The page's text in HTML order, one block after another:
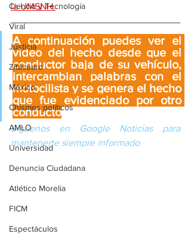
Ciencia y Tecnología
Viral
Justicia
Zitácuaro
México
Chismes políticos
AMLO
Universidad
Denuncia Ciudadana
Atlético Morelia
FICM
Espectáculos
la UMSNH.
A continuación puedes ver el
video del hecho desde que el
conductor baja de su vehículo,
intercambian palabras con el
motocilista y se genera el hecho
que fue evidenciado por otro
conducto
Síguenos en Google Noticias para
mantenerte siempre informado